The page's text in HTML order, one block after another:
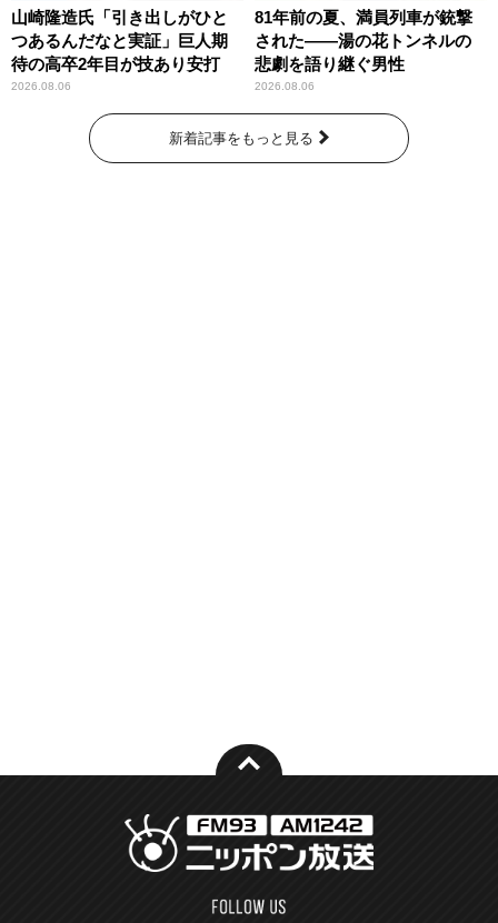
山崎隆造氏「引き出しがひと
つあるんだなと実証」巨人期
待の高卒2年目が技あり安打
2026.08.06
81年前の夏、満員列車が銃撃
された――湯の花トンネルの
悲劇を語り継ぐ男性
2026.08.06
新着記事をもっと見る